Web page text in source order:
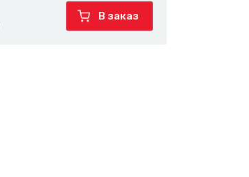
В заказ